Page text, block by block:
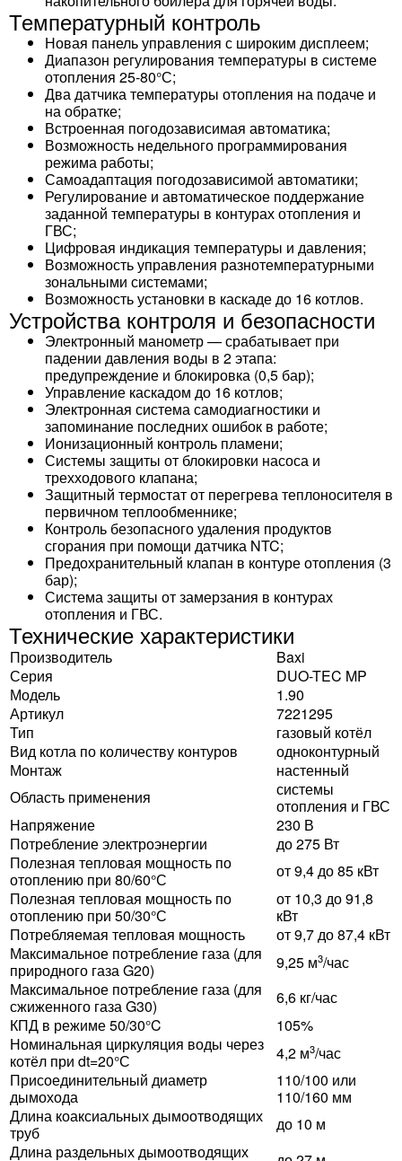
Температурный контроль
Новая панель управления с широким дисплеем;
Диапазон регулирования температуры в системе
отопления 25-80°С;
Два датчика температуры отопления на подаче и
на обратке;
Встроенная погодозависимая автоматика;
Возможность недельного программирования
режима работы;
Самоадаптация погодозависимой автоматики;
Регулирование и автоматическое поддержание
заданной температуры в контурах отопления и
ГВС;
Цифровая индикация температуры и давления;
Возможность управления разнотемпературными
зональными системами;
Возможность установки в каскаде до 16 котлов.
Устройства контроля и безопасности
Электронный манометр — срабатывает при
падении давления воды в 2 этапа:
предупреждение и блокировка (0,5 бар);
Управление каскадом до 16 котлов;
Электронная система самодиагностики и
запоминание последних ошибок в работе;
Ионизационный контроль пламени;
Системы защиты от блокировки насоса и
трехходового клапана;
Защитный термостат от перегрева теплоносителя в
первичном теплообменнике;
Контроль безопасного удаления продуктов
сгорания при помощи датчика NTC;
Предохранительный клапан в контуре отопления (3
бар);
Система защиты от замерзания в контурах
отопления и ГВС.
Технические характеристики
Производитель
Baxi
Серия
DUO-TEC MP
Модель
1.90
Артикул
7221295
Тип
газовый котёл
Вид котла по количеству контуров
одноконтурный
Монтаж
настенный
Область применения
системы
отопления и ГВС
Напряжение
230 В
Потребление электроэнергии
до 275 Вт
Полезная тепловая мощность по
отоплению при 80/60°С
от 9,4 до 85 кВт
Полезная тепловая мощность по
отоплению при 50/30°С
от 10,3 до 91,8
кВт
Потребляемая тепловая мощность
от 9,7 до 87,4 кВт
Максимальное потребление газа (для
природного газа G20)
9,25 м3/час
Максимальное потребление газа (для
сжиженного газа G30)
6,6 кг/час
КПД в режиме 50/30°C
105%
Номинальная циркуляция воды через
котёл при dt=20°С
4,2 м3/час
Присоединительный диаметр
дымохода
110/100 или
110/160 мм
Длина коаксиальных дымоотводящих
труб
до 10 м
Длина раздельных дымоотводящих